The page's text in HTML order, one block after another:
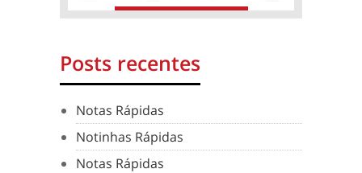
Posts recentes
Notas Rápidas
Notinhas Rápidas
Notas Rápidas